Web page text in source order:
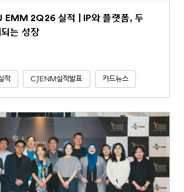
EMM 2Q26 실적 | IP와 플랫폼, 두
는 성장
적 CJENM실적발표 카드뉴스